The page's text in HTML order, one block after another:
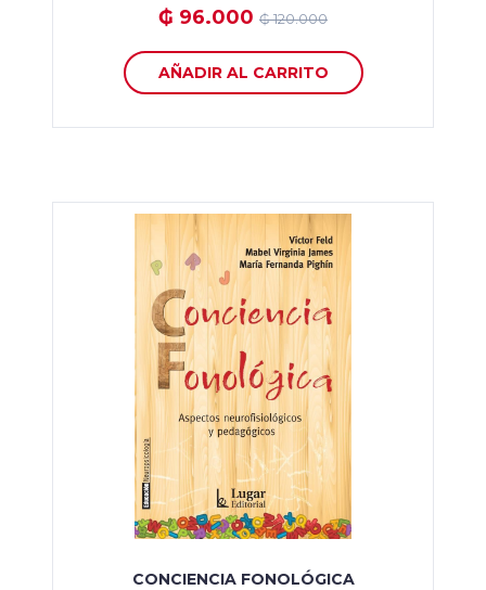
₲ 96.000 ₲ 120.000
AÑADIR AL CARRITO
CONCIENCIA FONOLÓGICA